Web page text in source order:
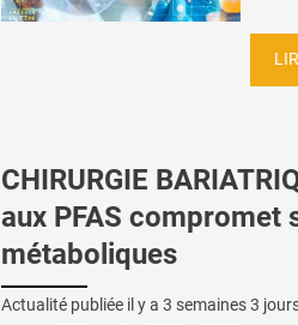
CHIRURGIE
aux PFAS compromet
métaboliques
Actualité publiée il y a 3 semaines 3